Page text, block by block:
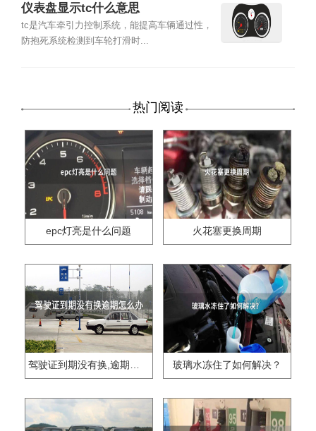
仪表盘显示tc什么意思
tc是汽车牵引力控制系统，能提高车辆通过性，
防抱死系统检测到车轮打滑时...
热门阅读
epc灯亮是什么问题 火花塞更换周期
驾驶证到期没有换,逾期怎么办?? 玻璃水冻住了如何解决？